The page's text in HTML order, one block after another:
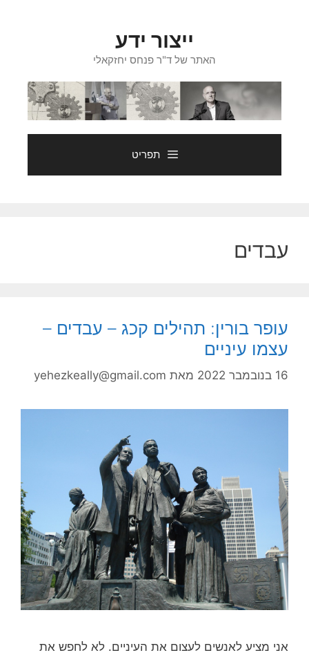
ייצור ידע
האתר של ד"ר פנחס יחזקאלי
תפריט
עבדים
עופר בורין: תהילים קכג – עבדים –
עצמו עיניים
16 בנובמבר 2022 מאת yehezkeally@gmail.com
אני מציע לאנשים לעצום את העיניים. לא לחפש את